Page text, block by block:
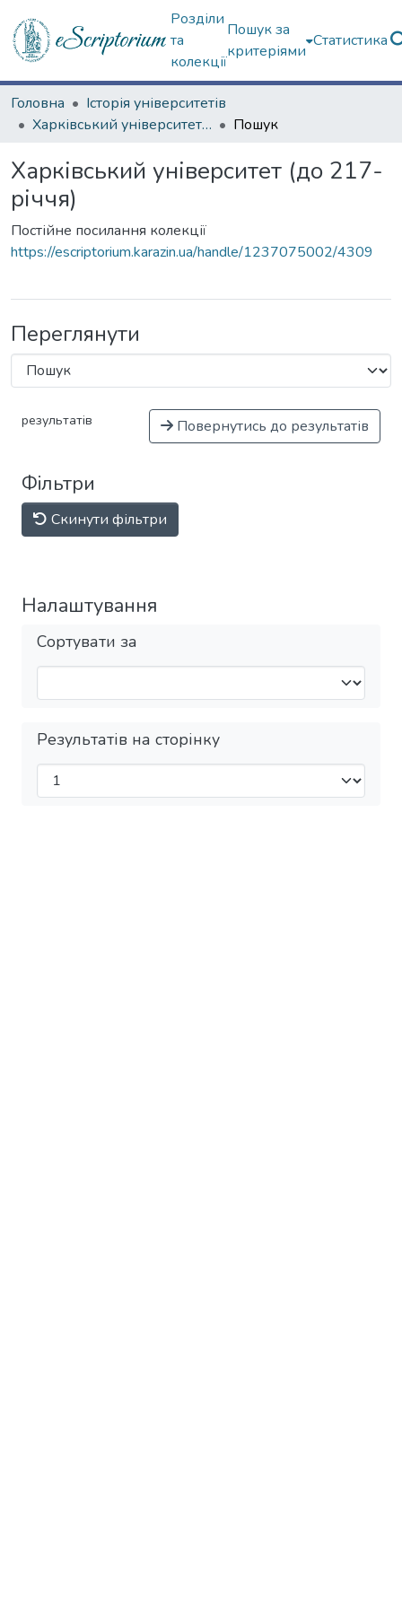
Розділи
та
колекції
Пошук за
критеріями
Статистика
Головна
Історія університетів
Харківський університет (до 217-річчя)
Пошук
Харківський університет (до 217-
річчя)
Постійне посилання колекції
https://escriptorium.karazin.ua/handle/1237075002/4309
Переглянути
результатів Повернутись до результатів
Фільтри
Скинути фільтри
Налаштування
Сортувати за
Результатів на сторінку